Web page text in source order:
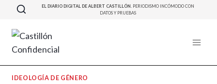
Saltar
contenido
EL DIARIO DIGITAL DE ALBERT CASTILLÓN. PERIODISMO INCÓMODO CON
DATOS Y PRUEBAS
IDEOLOGÍA DE GÉNERO